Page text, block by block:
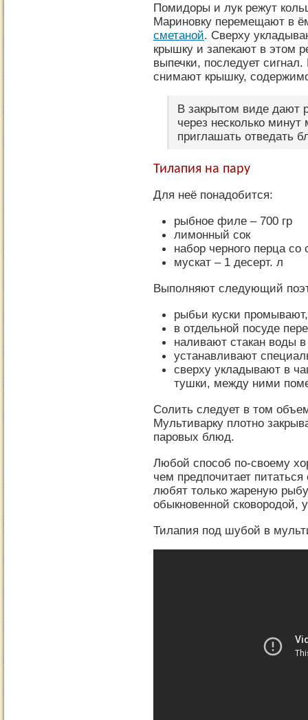
Помидоры и лук режут
Мариновку перемещают в
сметаной. Сверху
крышку и запекают в этом
выпечки, последует
снимают крышку,
В закрытом виде дают
через несколько
приглашать отведать
Тилапия на пару
Для неё понадобится:
рыбное филе – 700 гр
лимонный сок
набор черного перца со
мускат – 1 десерт. л
Выполняют следующий
рыбьи куски
в отдельной посуде
наливают стакан воды
устанавливают
сверху укладывают в
тушки, между ними
Солить следует в том
Мультиварку плотно
паровых блюд.
Любой способ по-своему
чем предпочитает
любят только жареную
обыкновенной сковородой,
Тилапия под шубой в